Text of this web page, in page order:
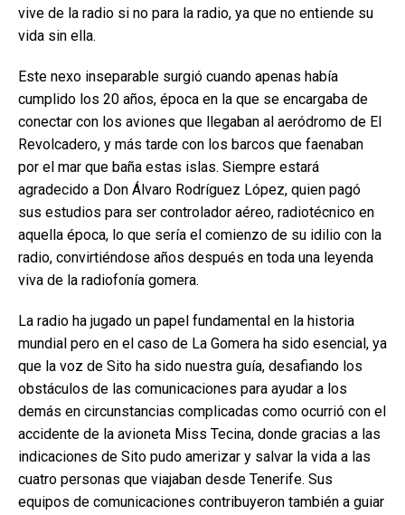
vive de la radio si no para la radio, ya que no entiende su
vida sin ella.
Este nexo inseparable surgió cuando apenas había
cumplido los 20 años, época en la que se encargaba de
conectar con los aviones que llegaban al aeródromo de El
Revolcadero, y más tarde con los barcos que faenaban
por el mar que baña estas islas. Siempre estará
agradecido a Don Álvaro Rodríguez López, quien pagó
sus estudios para ser controlador aéreo, radiotécnico en
aquella época, lo que sería el comienzo de su idilio con la
radio, convirtiéndose años después en toda una leyenda
viva de la radiofonía gomera.
La radio ha jugado un papel fundamental en la historia
mundial pero en el caso de La Gomera ha sido esencial, ya
que la voz de Sito ha sido nuestra guía, desafiando los
obstáculos de las comunicaciones para ayudar a los
demás en circunstancias complicadas como ocurrió con el
accidente de la avioneta Miss Tecina, donde gracias a las
indicaciones de Sito pudo amerizar y salvar la vida a las
cuatro personas que viajaban desde Tenerife. Sus
equipos de comunicaciones contribuyeron también a guiar